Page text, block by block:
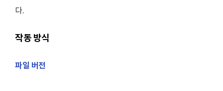
다.
작동 방식
파일 버전